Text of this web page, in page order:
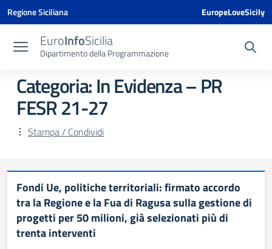
Vai ai contenuti
Vai al menu di navigazione
Vai al footer
Vai al banner delle Cookie Policy
Regione Siciliana EuropeLoveSicily
EuroInfoSicilia
Dipartimento della Programmazione
Categoria:In Evidenza – PR
FESR 21-27
Stampa / Condividi
Fondi Ue, politiche territoriali: firmato accordo
tra la Regione e la Fua di Ragusa sulla gestione di
progetti per 50 milioni, già selezionati più di
trenta interventi